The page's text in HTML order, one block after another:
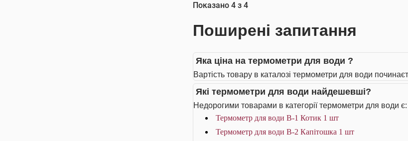
Показано 4 з 4
Поширені запитання
Яка ціна на термометри для води ?
Вартість товару в каталозі термометри для води
Які термометри для води найдешевші?
Недорогими товарами в категорії термометри для води є:
Термометр для води В-1 Котик 1 шт
Термометр для води В-2 Капітошка 1 шт